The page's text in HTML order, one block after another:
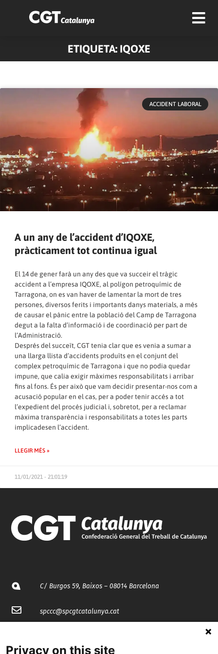
ETIQUETA: IQOXE
ACCIDENT LABORAL
A un any de l’accident d’IQOXE,
pràcticament tot continua igual
El 14 de gener farà un any des que va succeir el tràgic
accident a l’empresa IQOXE, al polígon petroquímic de
Tarragona, on es van haver de lamentar la mort de tres
persones, diversos ferits i importants danys materials, a més
de causar el pànic entre la població del Camp de Tarragona
degut a la falta d’informació i de coordinació per part de
l’Administració.
Després del succeït, CGT tenia clar que es venia a sumar a
una llarga llista d’accidents produïts en el conjunt del
complex petroquímic de Tarragona i que no podia quedar
impune, que calia exigir màximes responsabilitats i arribar
fins al fons. És per això que vam decidir presentar-nos com a
acusació popular en el cas, per a poder tenir accés a tot
l’expedient del procés judicial i, sobretot, per a reclamar
màxima transparència i responsabilitats a totes les parts
implicadesen l’accident.
LLEGIR MÉS »
11/01/2021 - 21:01:19
C/ Burgos 59, Baixos – 08014 Barcelona
spccc@spcgtcatalunya.cat
Privacy on this site